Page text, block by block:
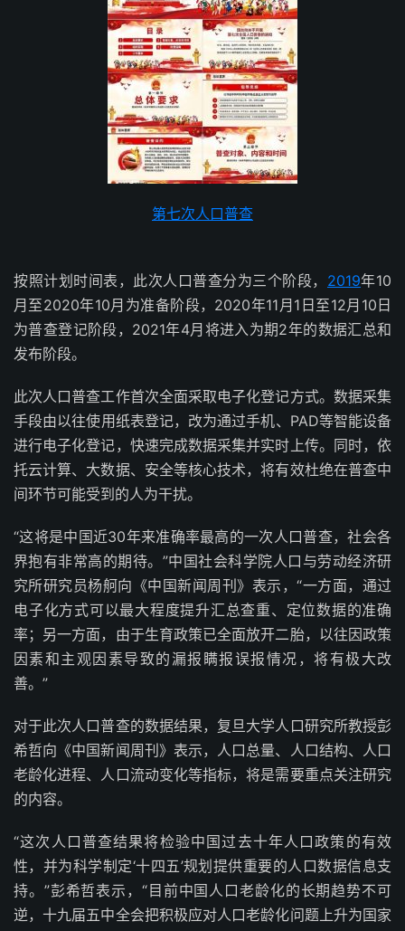
第七次人口普查
按照计划时间表，此次人口普查分为三个阶段， 2019年10
月至2020年10月为准备阶段，2020年11月1日至12月10日
为普查登记阶段，2021年4月将进入为期2年的数据汇总和
发布阶段。
此次人口普查工作首次全面采取电子化登记方式。数据采集
手段由以往使用纸表登记，改为通过手机、PAD等智能设备
进行电子化登记，快速完成数据采集并实时上传。同时，依
托云计算、大数据、安全等核心技术，将有效杜绝在普查中
间环节可能受到的人为干扰。
“这将是中国近30年来准确率最高的一次人口普查，社会各
界抱有非常高的期待。”中国社会科学院人口与劳动经济研
究所研究员杨舸向《中国新闻周刊》表示，“一方面，通过
电子化方式可以最大程度提升汇总查重、定位数据的准确
率；另一方面，由于生育政策已全面放开二胎，以往因政策
因素和主观因素导致的漏报瞒报误报情况，将有极大改
善。”
对于此次人口普查的数据结果，复旦大学人口研究所教授彭
希哲向《中国新闻周刊》表示，人口总量、人口结构、人口
老龄化进程、人口流动变化等指标，将是需要重点关注研究
的内容。
“这次人口普查结果将检验中国过去十年人口政策的有效
性，并为科学制定‘十四五’规划提供重要的人口数据信息支
持。”彭希哲表示，“目前中国人口老龄化的长期趋势不可
逆，十九届五中全会把积极应对人口老龄化问题上升为国家